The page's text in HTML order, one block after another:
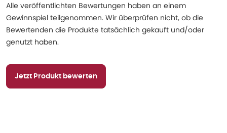
Alle veröffentlichten Bewertungen haben an einem
Gewinnspiel teilgenommen. Wir überprüfen nicht, ob die
Bewertenden die Produkte tatsächlich gekauft und/oder
genutzt haben.
Jetzt Produkt bewerten